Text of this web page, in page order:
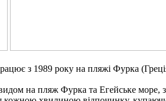
з 1989 року на пляжі Фурка
на пляж Фурка та Егейське море,